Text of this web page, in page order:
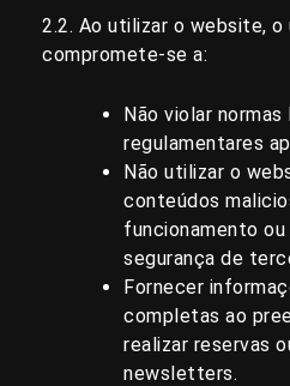
2.2. Ao utilizar o website,
compromete-se a:
Não violar normas
regulamentares
Não utilizar o
conteúdos
funcionamento
segurança de
Fornecer
completas ao
realizar reservas
newsletters.